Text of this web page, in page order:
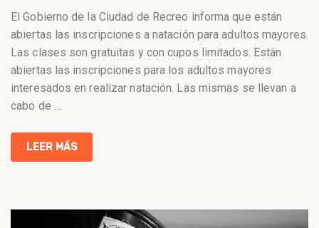
El Gobierno de la Ciudad de Recreo informa que están
abiertas las inscripciones a natación para adultos mayores.
Las clases son gratuitas y con cupos limitados. Están
abiertas las inscripciones para los adultos mayores
interesados en realizar natación. Las mismas se llevan a
cabo de …
LEER MÁS